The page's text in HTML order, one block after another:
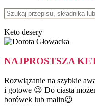
Keto desery
NAJPROSTSZA
Rozwiązanie na szybkie
i gotowe 😉 Do ciasta
borówek lub malin😉